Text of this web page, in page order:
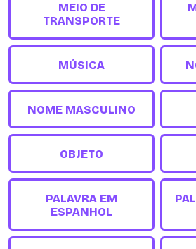
MEIO DE
TRANSPORTE
MÚSICA
NOME MASCULINO
OBJETO
PALAVRA EM
ESPANHOL